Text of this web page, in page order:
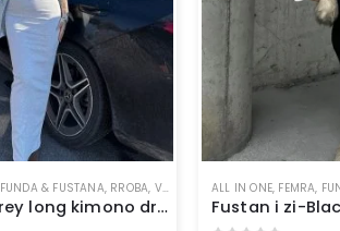
FUNDA & FUSTANA, RROBA, VESHJE
Fustan gri-Grey long kimono dress
ALL IN ONE, FEMRA,
Fustan i zi-